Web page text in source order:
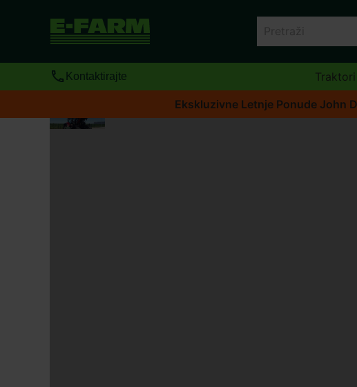
Kontaktirajte Traktori
Ekskluzivne Letnje Ponude John